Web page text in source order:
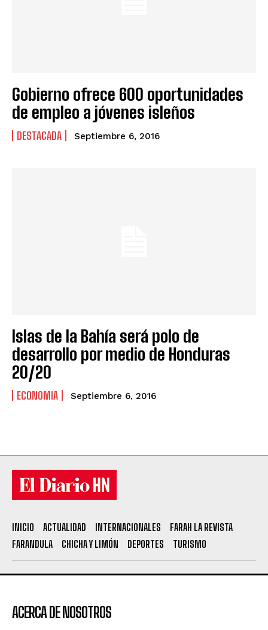
Gobierno ofrece 600 oportunidades
de empleo a jóvenes isleños
DESTACADA Septiembre 6, 2016
Islas de la Bahía será polo de
desarrollo por medio de Honduras
20/20
ECONOMIA Septiembre 6, 2016
INICIO ACTUALIDAD INTERNACIONALES
FARAH LA REVISTA
FARANDULA
CHICHA Y LIMÓN DEPORTES TURISMO
ACERCA DE NOSOTROS